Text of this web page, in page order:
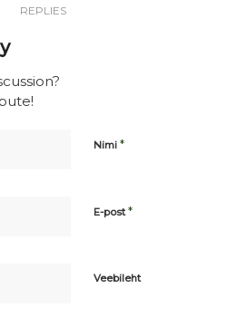
REPLIES
Nimi *
E-post*
Veebileht